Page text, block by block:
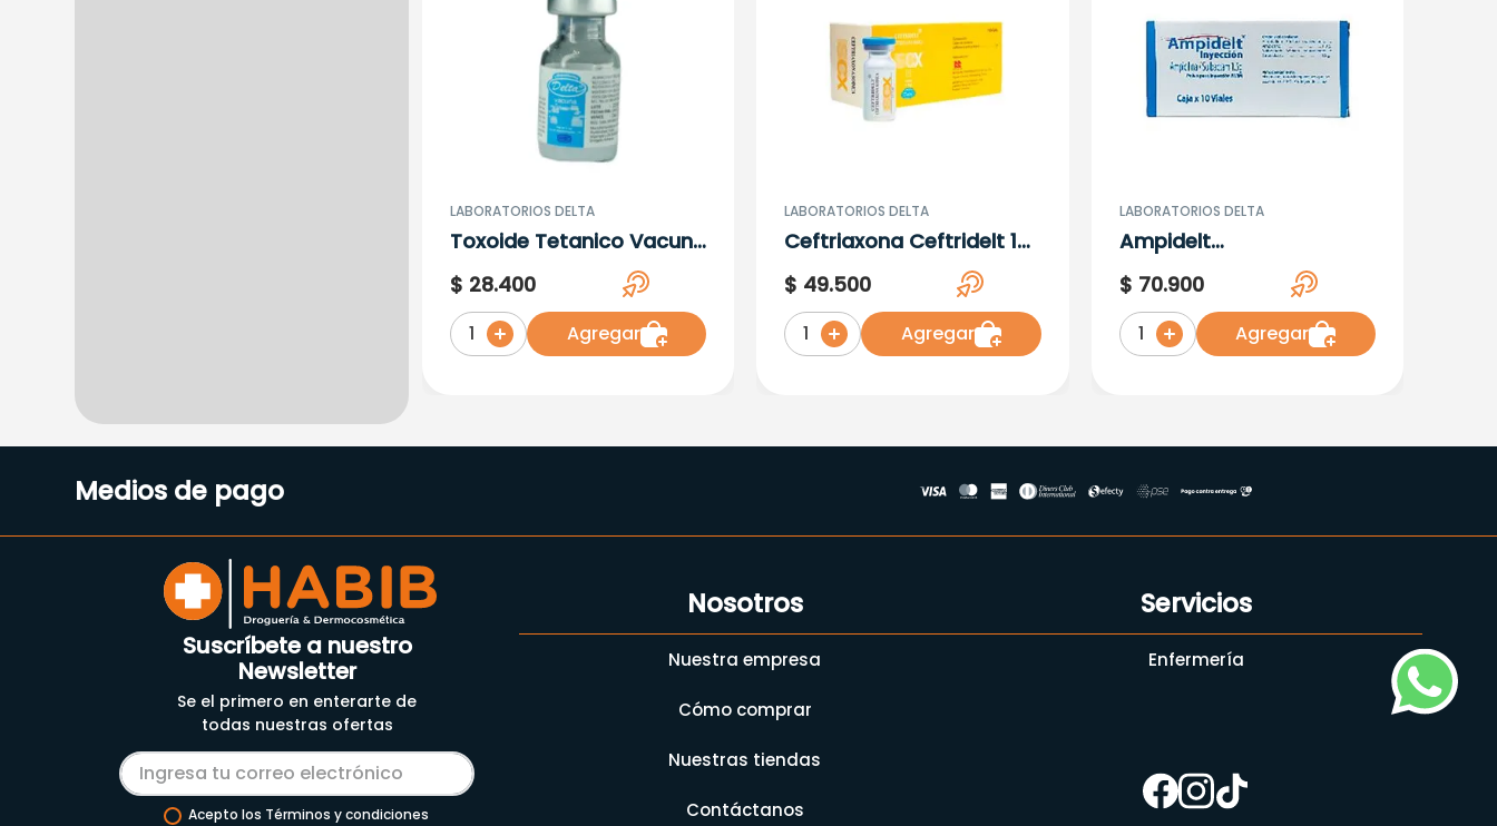
LABORATORIOS DELTA
Toxoide Tetanico Vacuna
Antitetanica Ampolla 5
ML
$ 28.400
1 Agregar
LABORATORIOS DELTA
Ceftriaxona Ceftridelt 10
Ampollas
$ 49.500
1 Agregar
LABORATORIOS DELTA
Ampidelt
Ampicilina+Sulbactam
1.5G X 10 Ampollas
$ 70.900
1 Agregar
Medios de pago
Suscríbete a nuestro
Newsletter
Se el primero en enterarte de
todas nuestras ofertas
Acepto los Términos y condiciones
Nosotros
Nuestra empresa
Cómo comprar
Nuestras tiendas
Contáctanos
Servicios
Enfermería